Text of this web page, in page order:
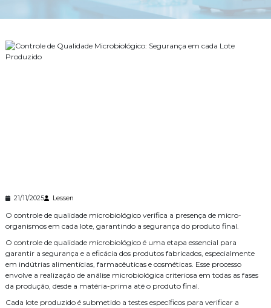
21/11/2025 Lessen
O controle de qualidade microbiológico verifica a presença de micro-
organismos em cada lote, garantindo a segurança do produto final.
O controle de qualidade microbiológico é uma etapa essencial para
garantir a segurança e a eficácia dos produtos fabricados, especialmente
em indútrias alimentícias, farmacêuticas e cosméticas. Esse processo
envolve a realização de análise microbiológica criteriosa em todas as fases
da produção, desde a matéria-prima até o produto final.
Cada lote produzido é submetido a testes específicos para verificar a